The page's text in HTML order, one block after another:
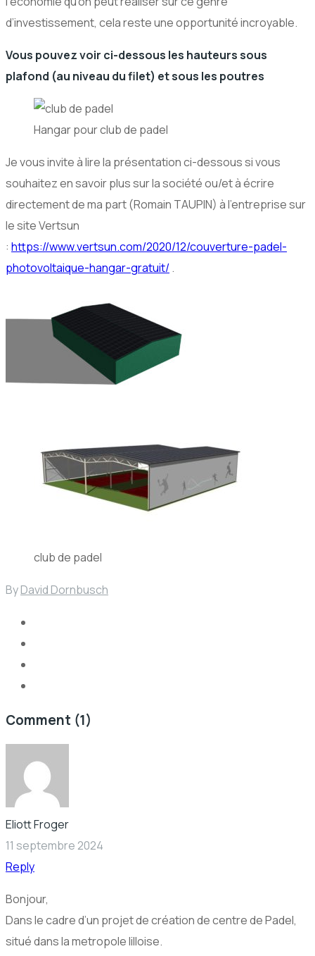
d’investissement, cela reste une opportunité incroyable.
Vous pouvez voir ci-dessous les hauteurs sous
plafond (au niveau du filet) et sous les poutres
Hangar pour club de padel
Je vous invite à lire la présentation ci-dessous si vous
souhaitez en savoir plus sur la société ou/et à écrire
directement de ma part (Romain TAUPIN) à l’entreprise sur
le site Vertsun
: https://www.vertsun.com/2020/12/couverture-padel-
photovoltaique-hangar-gratuit/.
club de padel
ByDavid Dornbusch
Comment (1)
Eliott Froger
11 septembre 2024
Reply
Bonjour,
Dans le cadre d’un projet de création de centre de Padel,
situé dans la metropole lilloise.